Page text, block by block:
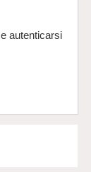
e autenticarsi